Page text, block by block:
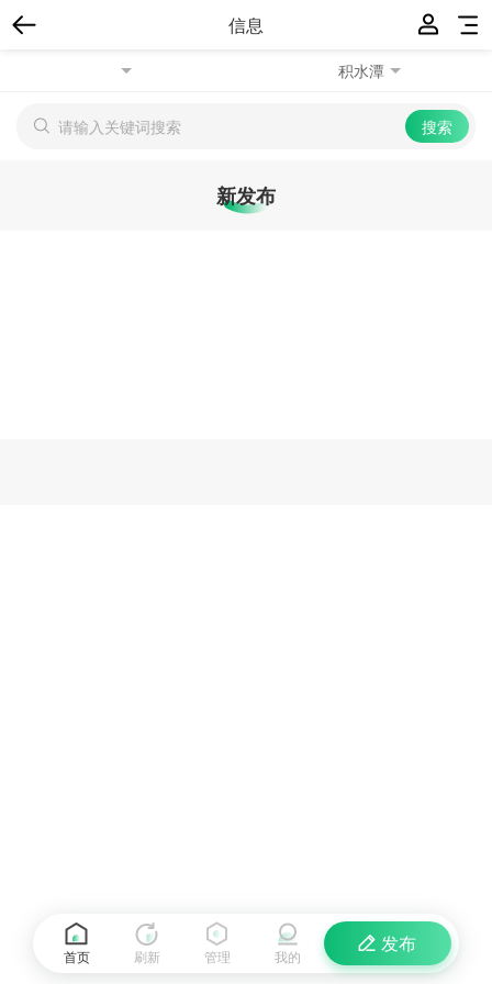
信息
积水潭
新发布
首页 刷新
发布
管理 我的